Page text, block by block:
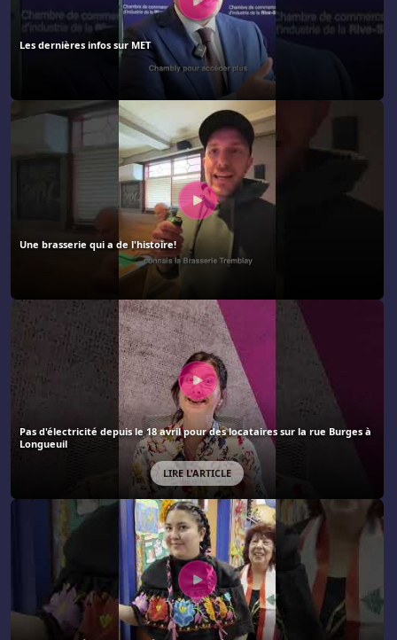
Les dernières infos sur MET
Une brasserie qui a de l'histoire!
Pas d'électricité depuis le 18 avril pour des locataires sur la rue Burges à
Longueuil
LIRE L'ARTICLE